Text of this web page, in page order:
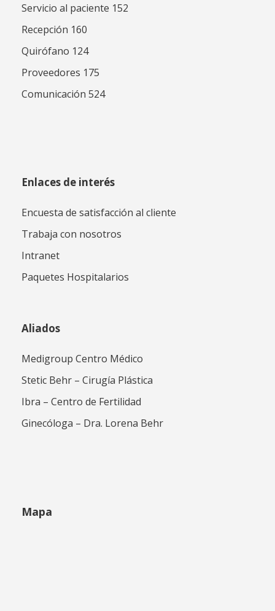
Servicio al paciente 152
Recepción 160
Quirófano 124
Proveedores 175
Comunicación 524
Enlaces de interés
Encuesta de satisfacción al cliente
Trabaja con nosotros
Intranet
Paquetes Hospitalarios
Aliados
Medigroup Centro Médico
Stetic Behr – Cirugía Plástica
Ibra – Centro de Fertilidad
Ginecóloga – Dra. Lorena Behr
Mapa